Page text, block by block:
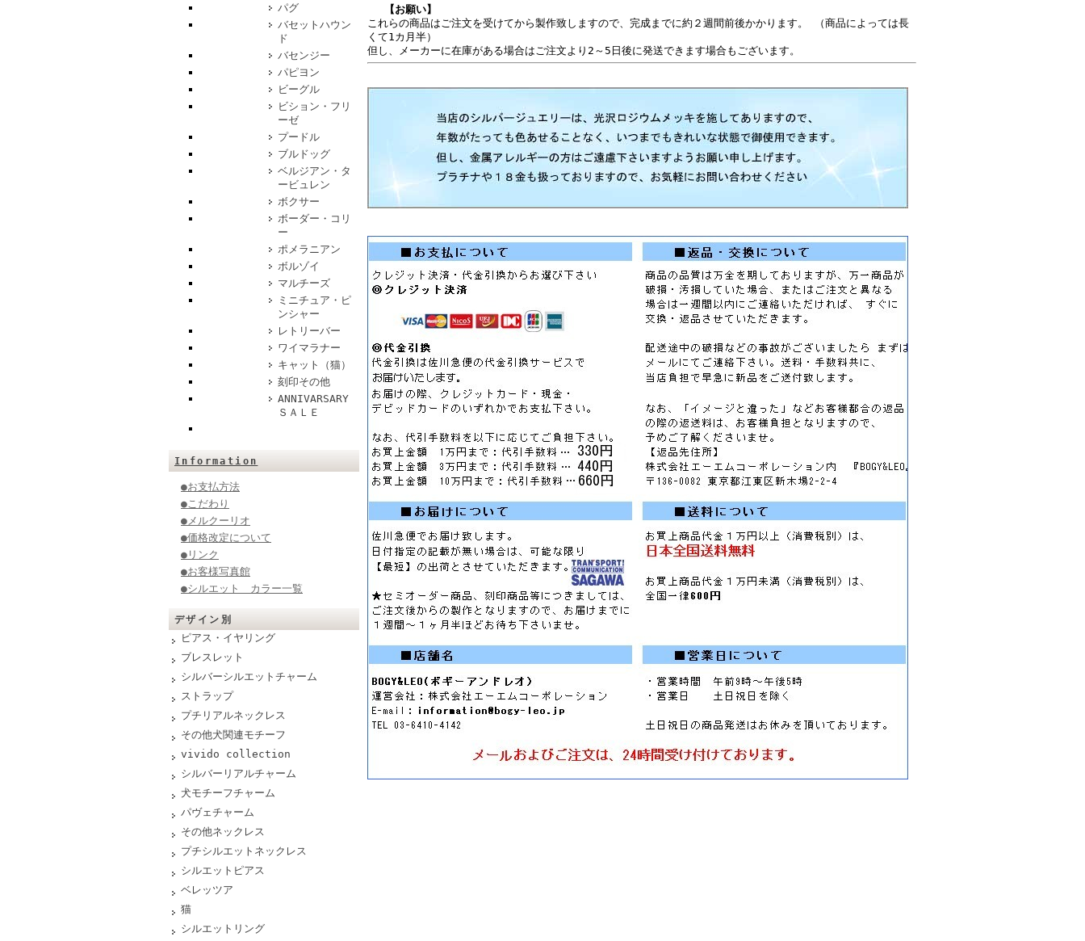
パグ
バセットハウン
ド
バセンジー
パピヨン
ビーグル
ビション・フリ
ーゼ
プードル
ブルドッグ
ベルジアン・タ
ービュレン
ボクサー
ボーダー・コリ
ー
ポメラニアン
ボルゾイ
マルチーズ
ミニチュア・ピ
ンシャー
レトリーバー
ワイマラナー
キャット（猫）
刻印その他
ANNIVARSARY
ＳＡＬＥ
Information
●お支払方法
●こだわり
●メルクーリオ
●価格改定について
●リンク
●お客様写真館
●シルエット カラー一覧
デザイン別
ピアス・イヤリング
ブレスレット
シルバーシルエットチャーム
ストラップ
プチリアルネックレス
その他犬関連モチーフ
vivido collection
シルバーリアルチャーム
犬モチーフチャーム
パヴェチャーム
その他ネックレス
プチシルエットネックレス
シルエットピアス
ベレッツア
猫
シルエットリング
【お願い】
これらの商品はご注文を受けてから製作致しますので、完成までに約２週間前後かかります。 （商品によっては長
くて1カ月半）
但し、メーカーに在庫がある場合はご注文より2～5日後に発送できます場合もございます。